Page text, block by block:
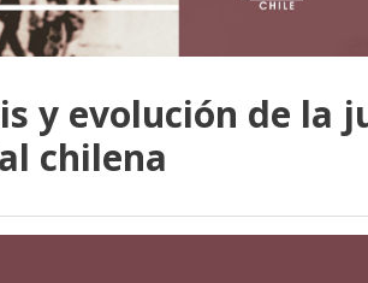
y evolución de la
chilena